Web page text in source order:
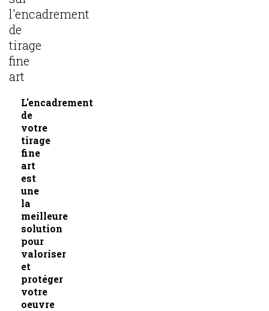
l'encadrement
de
tirage
fine
art
L'encadrement
de
votre
tirage
fine
art
est
une
la
meilleure
solution
pour
valoriser
et
protéger
votre
oeuvre